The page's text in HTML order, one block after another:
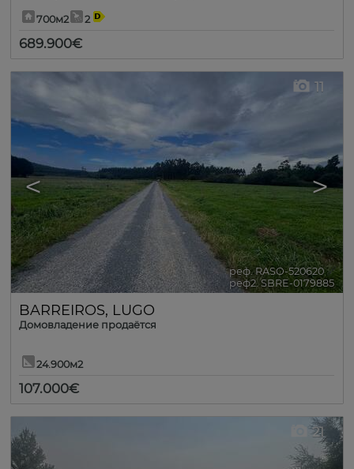
700м2 2
689.900€
< >
11
реф. RASO-520620 🔗
реф2. SBRE-0179885
BARREIROS, LUGO
Домовладение продаётся
24.900м2
107.000€
21